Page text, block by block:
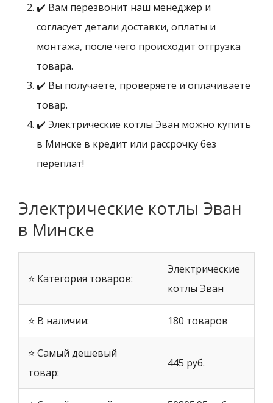
✔️ Вам перезвонит наш менеджер и
согласует детали доставки, оплаты и
монтажа, после чего происходит отгрузка
товара.
✔️ Вы получаете, проверяете и оплачиваете
товар.
✔️ Электрические котлы Эван можно купить
в Минске в кредит или рассрочку без
переплат!
Электрические котлы Эван
в Минске
⭐ Категория товаров:
Электрические
котлы Эван
⭐ В наличии: 180 товаров
⭐ Самый дешевый
товар:
445 руб.